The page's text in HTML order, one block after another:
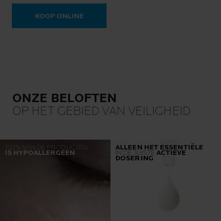
Gevoelige of geïrriteerde
oogcontour.KOOP ONLINE
ONZE BELOFTEN
OP HET GEBIED VAN VEILIGHEID
100% VAN DE PRODUCTEN
IS HYPOALLERGEEN
ALLEEN HET ESSENTIËLE
IN DE JUISTEACTIEVE
DOSERING